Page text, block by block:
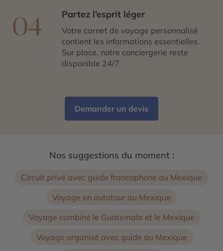
04 Partez l’esprit léger
Votre carnet de voyage personnalisé
contient les informations essentielles.
Sur place, notre conciergerie reste
disponible 24/7
Demander un devis
Nos suggestions du moment :
Circuit privé avec guide francophone au Mexique
Voyage en autotour au Mexique
Voyage combiné le Guatemala et le Mexique
Voyage organisé avec guide au Mexique